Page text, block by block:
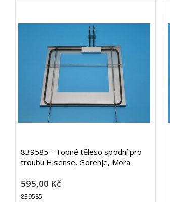
839585 - Topné těleso spodní pro
troubu Hisense, Gorenje, Mora
595,00 Kč
839585